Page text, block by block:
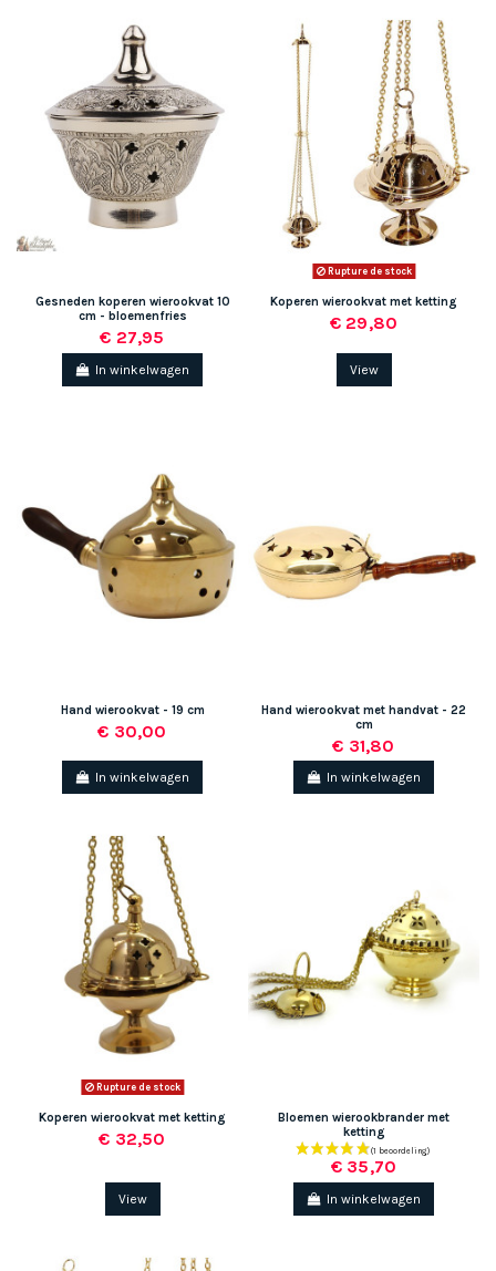
Gesneden koperen wierookvat 10
cm - bloemenfries
€ 27,95
In winkelwagen
Rupture de stock
Koperen wierookvat met ketting
€ 29,80
View
Hand wierookvat - 19 cm
€ 30,00
In winkelwagen
Hand wierookvat met handvat - 22
cm
€ 31,80
In winkelwagen
Rupture de stock
Koperen wierookvat met ketting
€ 32,50
View
Bloemen wierookbrander met
ketting
€ 35,70
In winkelwagen